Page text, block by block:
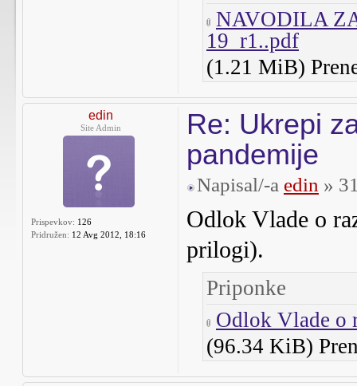
NAVODILA
19_r1..pdf
(1.21 MiB)
edin
Site Admin
Prispevkov: 126
Pridružen: 12 Avg 2012, 18:16
Re: Ukrepi
pandemije
Napisal/-a edin »
Odlok Vlade o
prilogi).
Priponke
Odlok Vlade o
(96.34 KiB)